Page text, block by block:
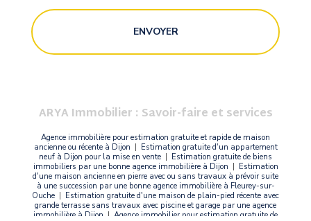
ARYA Immobilier : Savoir-faire et services
Agence immobilière pour estimation gratuite et rapide de maison
ancienne ou récente à Dijon
Estimation gratuite d'un appartement
neuf à Dijon pour la mise en vente
Estimation gratuite de biens
immobiliers par une bonne agence immobilière à Dijon
Estimation
d'une maison ancienne en pierre avec ou sans travaux à prévoir suite
à une succession par une bonne agence immobilière à Fleurey-sur-
Ouche
Estimation gratuite d'une maison de plain-pied récente avec
grande terrasse sans travaux avec piscine et garage par une agence
immobilière à Dijon | Agence immobilier pour estimation gratuite de